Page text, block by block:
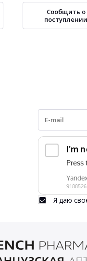
Сообщить о
поступлении
Я даю